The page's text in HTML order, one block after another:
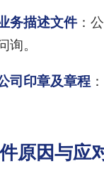
务描述文件：
询。
司印章及章程
原因与应